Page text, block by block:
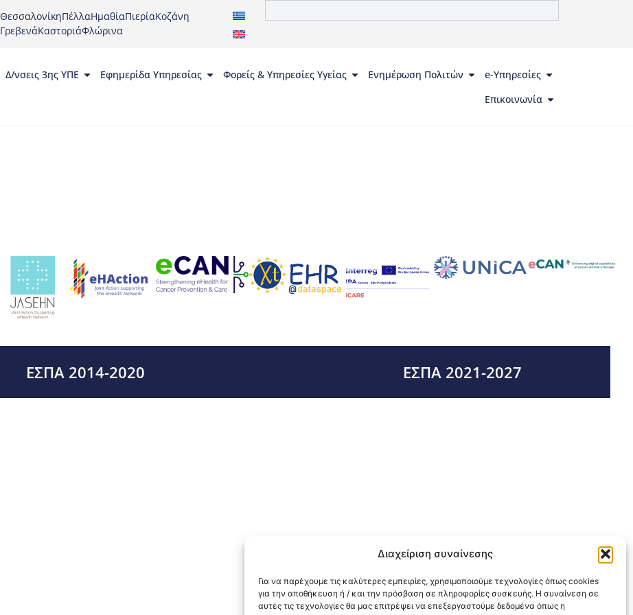
Διαχείριση συναίνεσης
Για να παρέχουμε τις καλύτερες εμπειρίες, χρησιμοποιούμε τεχνολογίες όπως cookies
για την αποθήκευση ή / και την πρόσβαση σε πληροφορίες συσκευής. Η συναίνεση σε
αυτές τις τεχνολογίες θα μας επιτρέψει να επεξεργαστούμε δεδομένα όπως η
ΘεσσαλονίκηΠέλλαΗμαθίαΠιερίαΚοζάνη
ΓρεβενάΚαστοριάΦλώρινα
Δ/νσεις 3ης ΥΠΕ Εφημερίδα Υπηρεσίας Φορείς & Υπηρεσίες Υγείας Ενημέρωση Πολιτών
e-Υπηρεσίες
Επικοινωνία
ΕΣΠΑ 2014-2020 ΕΣΠΑ 2021-2027